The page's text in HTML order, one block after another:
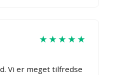
★★★★★
Vi er meget tilfredse